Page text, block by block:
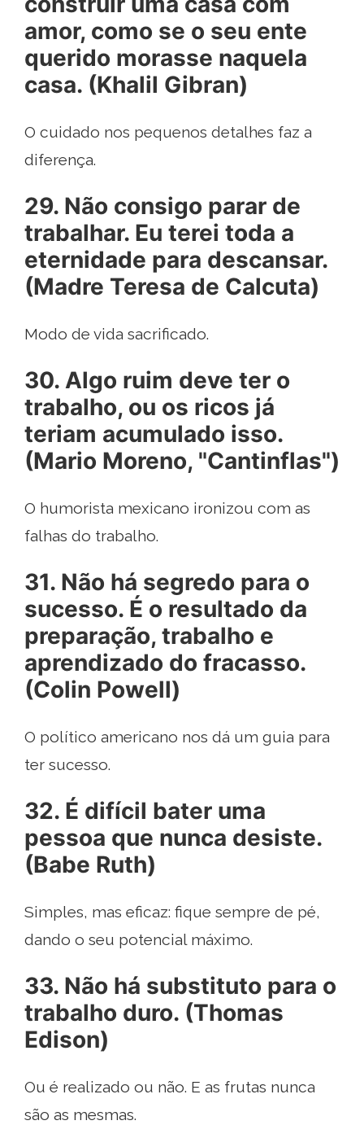
amor, como se o seu ente
querido morasse naquela
casa. (Khalil Gibran)
O cuidado nos pequenos detalhes faz a
diferença.
29. Não consigo parar de
trabalhar. Eu terei toda a
eternidade para descansar.
(Madre Teresa de Calcuta)
Modo de vida sacrificado.
30. Algo ruim deve ter o
trabalho, ou os ricos já
teriam acumulado isso.
(Mario Moreno, "Cantinflas")
O humorista mexicano ironizou com as
falhas do trabalho.
31. Não há segredo para o
sucesso. É o resultado da
preparação, trabalho e
aprendizado do fracasso.
(Colin Powell)
O político americano nos dá um guia para
ter sucesso.
32. É difícil bater uma
pessoa que nunca desiste.
(Babe Ruth)
Simples, mas eficaz: fique sempre de pé,
dando o seu potencial máximo.
33. Não há substituto para o
trabalho duro. (Thomas
Edison)
Ou é realizado ou não. E as frutas nunca
são as mesmas.